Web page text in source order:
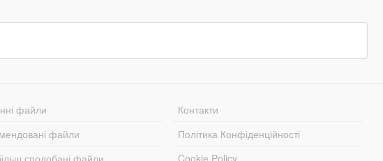
файли
файли
сподобані файли
Контакти
Політика Конфіденційності
Cookie Policy